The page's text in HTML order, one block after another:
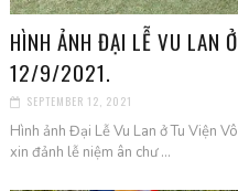
HÌNH ẢNH ĐẠI LỄ VU LAN
12/9/2021.
SEPTEMBER 12, 2021
Hình ảnh Đại Lễ Vu Lan ở Tu Viện
xin đảnh lễ niệm ân chư ...